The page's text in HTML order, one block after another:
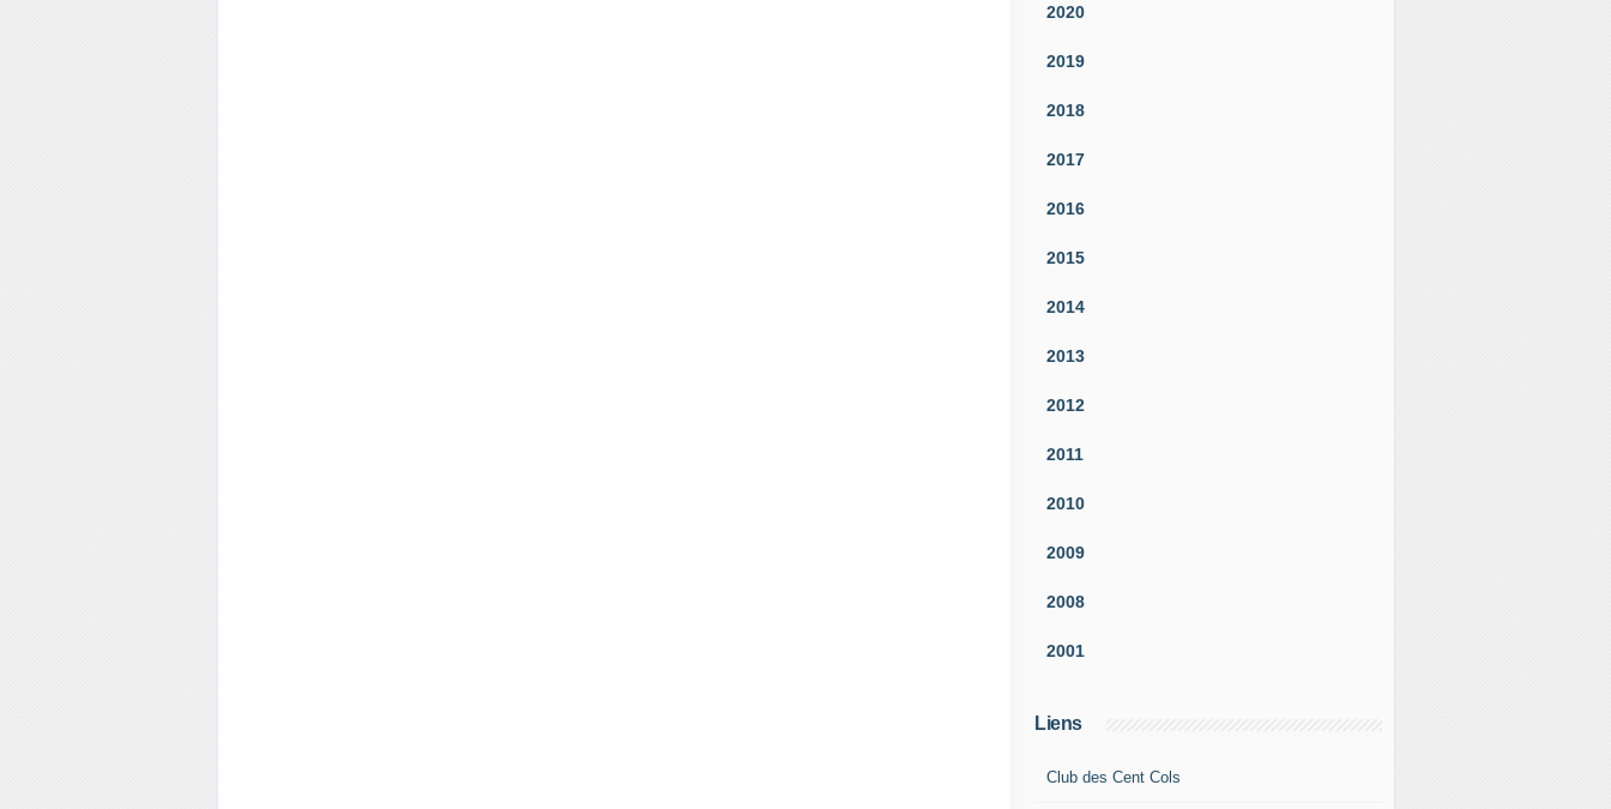
2020
2019
2018
2017
2016
2015
2014
2013
2012
2011
2010
2009
2008
2001
Liens
Club des Cent Cols